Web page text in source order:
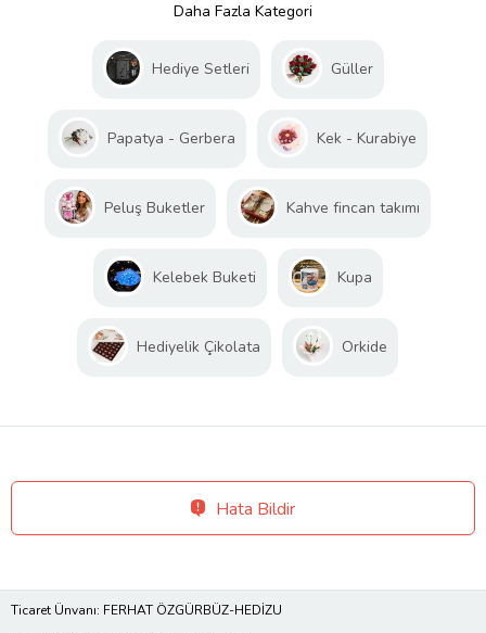
Daha Fazla Kategori
Hediye Setleri Güller
Papatya - Gerbera Kek - Kurabiye
Peluş Buketler Kahve fincan takımı
Kelebek Buketi Kupa
Hediyelik Çikolata Orkide
Hata Bildir
Ticaret Ünvanı: FERHAT ÖZGÜRBÜZ-HEDİZU